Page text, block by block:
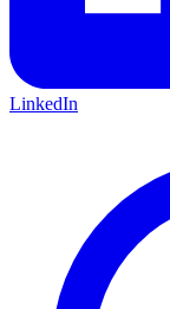
LinkedIn